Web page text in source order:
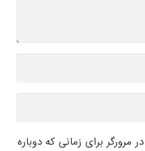
برای زمانی که دوباره